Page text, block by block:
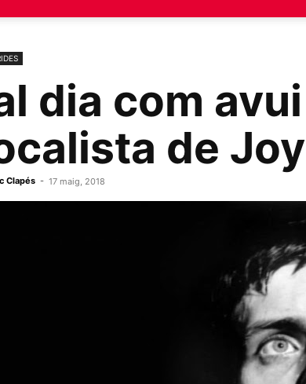
dia com
de
Clapés - 17 maig, 2018